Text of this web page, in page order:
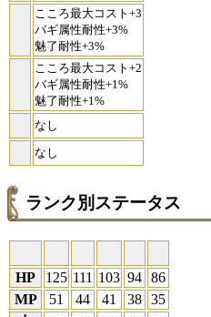
こころ最大コスト+3
バギ属性耐性+3%
魅了耐性+3%
こころ最大コスト+2
バギ属性耐性+1%
魅了耐性+1%
なし
なし
ランク別ステータス
HP 125 111 103 94 86
MP
51 44 41 38 35